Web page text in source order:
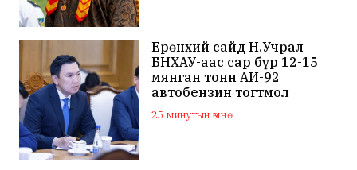
Ерөнхий сайд Н.Учрал
БНХАУ-аас сар бүр 12-15
мянган тонн АИ-92
автобензин тогтмол
нийлүүлэх хүсэлт тавилаа
25 минутын өмнө